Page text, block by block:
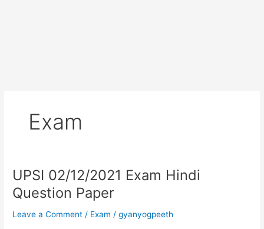
Exam
UPSI 02/12/2021 Exam Hindi
Question Paper
Leave a Comment / Exam /gyanyogpeeth